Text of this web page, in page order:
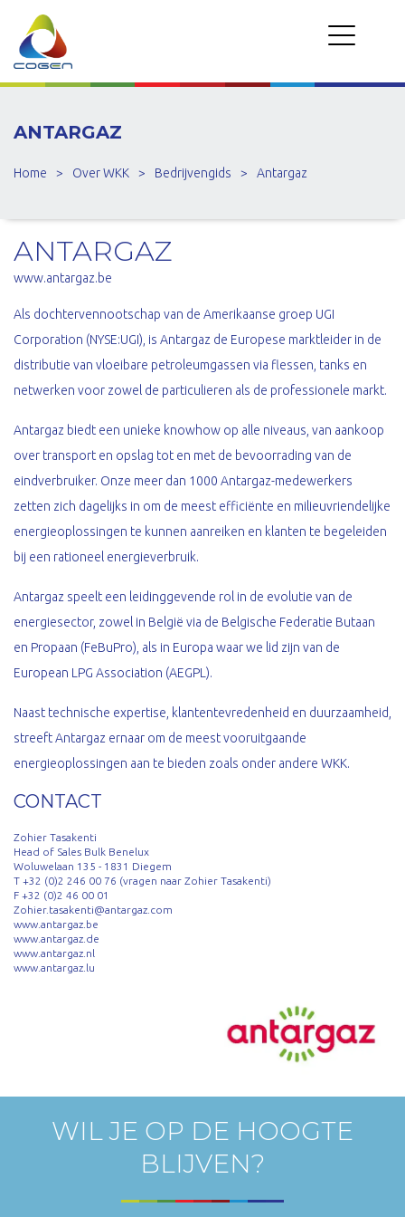
ANTARGAZ
Home > Over WKK > Bedrijvengids > Antargaz
ANTARGAZ
www.antargaz.be
Als dochtervennootschap van de Amerikaanse groep UGI
Corporation (NYSE:UGI), is Antargaz de Europese marktleider in de
distributie van vloeibare petroleumgassen via flessen, tanks en
netwerken voor zowel de particulieren als de professionele markt.
Antargaz biedt een unieke knowhow op alle niveaus, van aankoop
over transport en opslag tot en met de bevoorrading van de
eindverbruiker. Onze meer dan 1000 Antargaz-medewerkers
zetten zich dagelijks in om de meest efficiënte en milieuvriendelijke
energieoplossingen te kunnen aanreiken en klanten te begeleiden
bij een rationeel energieverbruik.
Antargaz speelt een leidinggevende rol in de evolutie van de
energiesector, zowel in België via de Belgische Federatie Butaan
en Propaan (FeBuPro), als in Europa waar we lid zijn van de
European LPG Association (AEGPL).
Naast technische expertise, klantentevredenheid en duurzaamheid,
streeft Antargaz ernaar om de meest vooruitgaande
energieoplossingen aan te bieden zoals onder andere WKK.
CONTACT
Zohier Tasakenti
Head of Sales Bulk Benelux
Woluwelaan 135 - 1831 Diegem
T +32 (0)2 246 00 76 (vragen naar Zohier Tasakenti)
F +32 (0)2 46 00 01
Zohier.tasakenti@antargaz.com
www.antargaz.be
www.antargaz.de
www.antargaz.nl
www.antargaz.lu
WIL JE OP DE HOOGTE
BLIJVEN?